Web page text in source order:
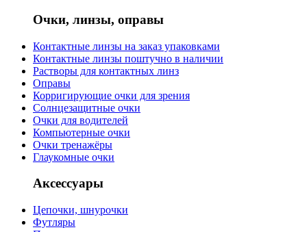
Очки, линзы, оправы
Контактные линзы на заказ упаковками
Контактные линзы поштучно в наличии
Растворы для контактных линз
Оправы
Корригирующие очки для зрения
Солнцезащитные очки
Очки для водителей
Компьютерные очки
Очки тренажёры
Глаукомные очки
Аксессуары
Цепочки, шнурочки
Футляры